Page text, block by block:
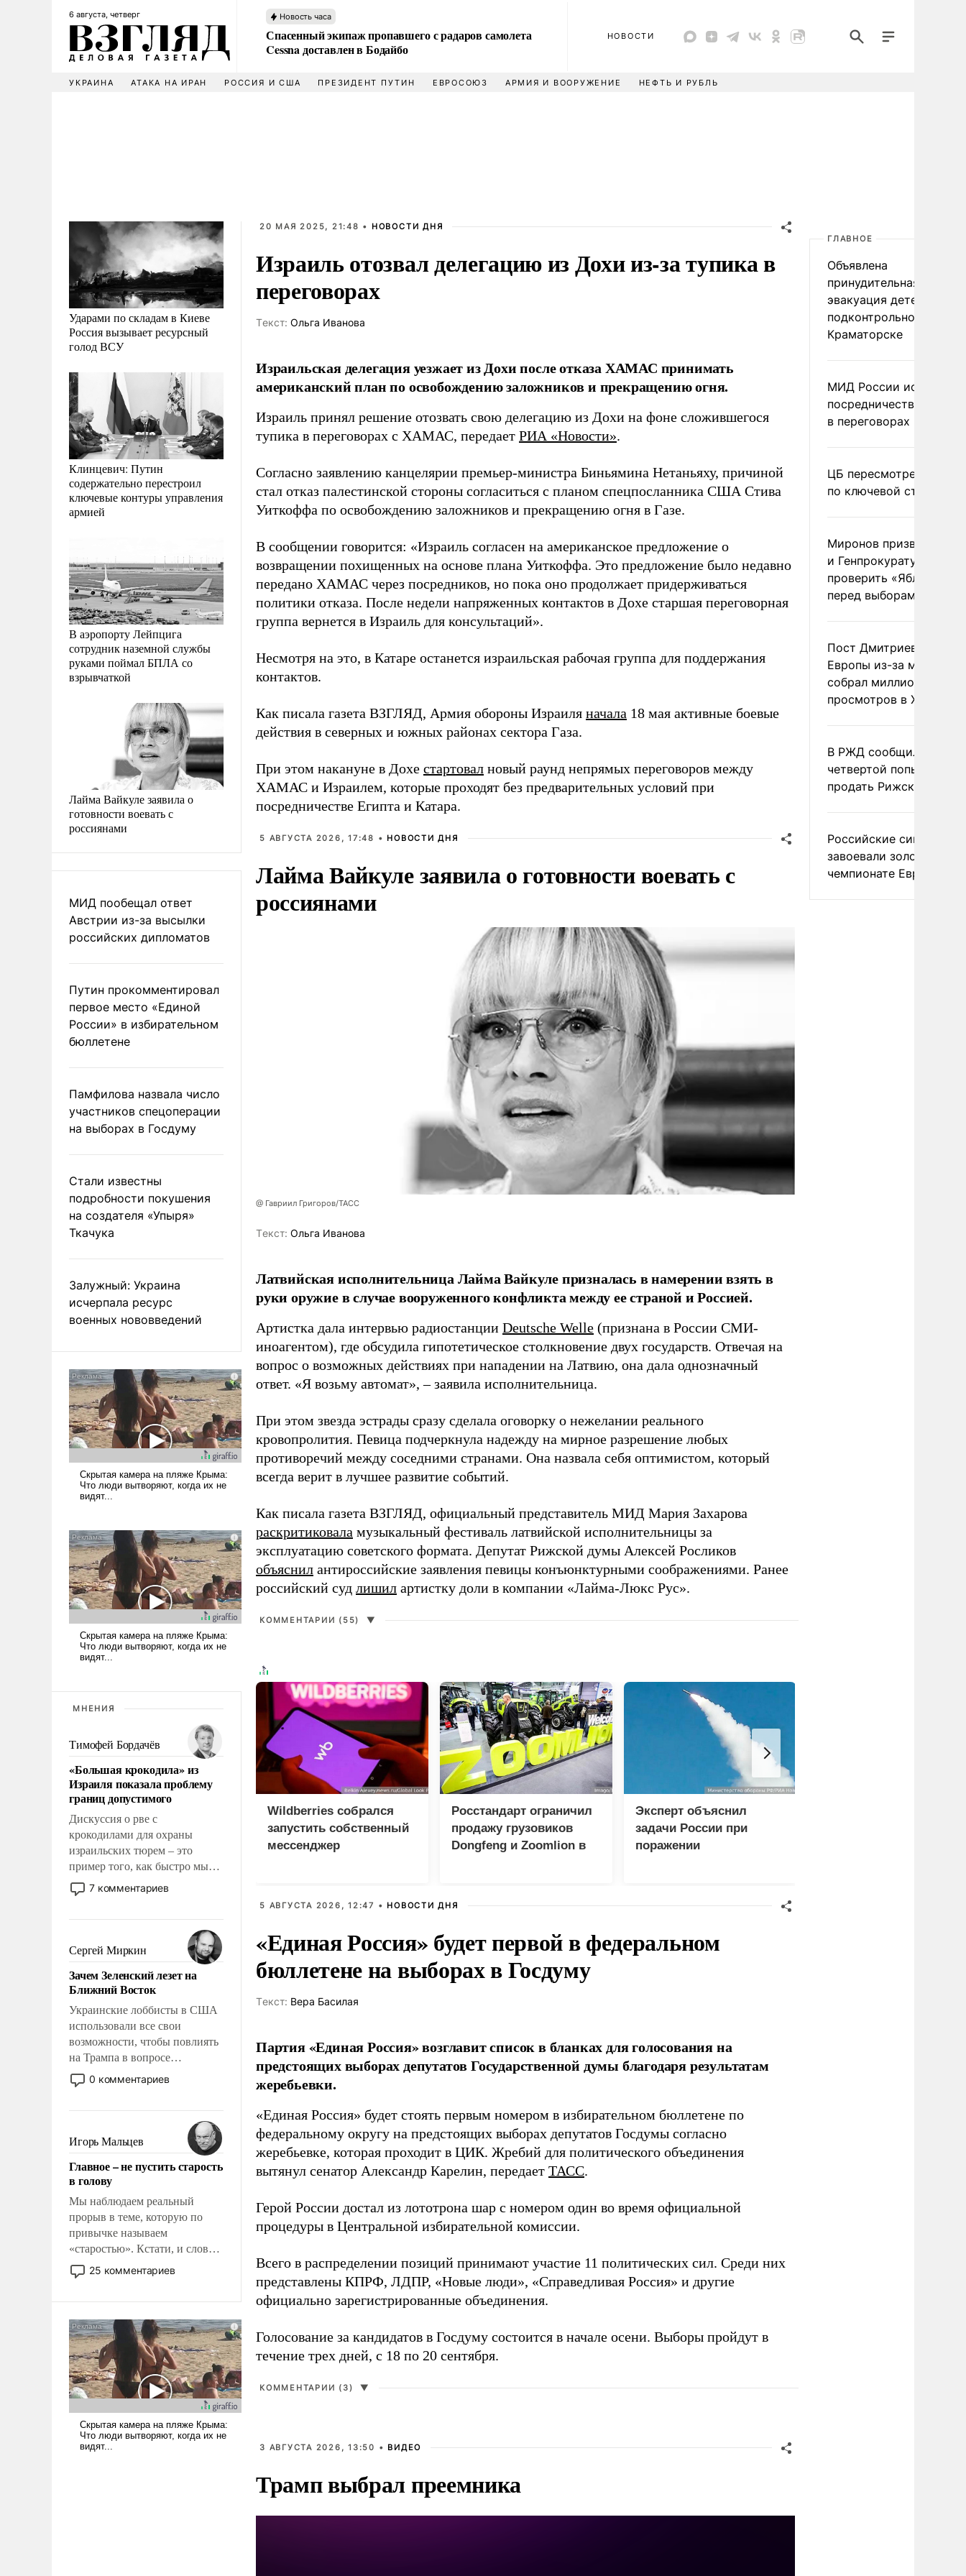
6 августа, четверг Новость часа
Спасенный экипаж пропавшего с радаров самолета
Cessna доставлен в Бодайбо
НОВОСТИ
УКРАИНА АТАКА НА ИРАН РОССИЯ И США ПРЕЗИДЕНТ ПУТИН ЕВРОСОЮЗ АРМИЯ И ВООРУЖЕНИЕ НЕФТЬ И РУБЛЬ
Ударами по складам в Киеве
Россия вызывает ресурсный
голод ВСУ
Клинцевич: Путин
содержательно перестроил
ключевые контуры управления
армией
В аэропорту Лейпцига
сотрудник наземной службы
руками поймал БПЛА со
взрывчаткой
Лайма Вайкуле заявила о
готовности воевать с
россиянами
МИД пообещал ответ
Австрии из-за высылки
российских дипломатов
Путин прокомментировал
первое место «Единой
России» в избирательном
бюллетене
Памфилова назвала число
участников спецоперации
на выборах в Госдуму
Стали известны
подробности покушения
на создателя «Упыря»
Ткачука
Залужный: Украина
исчерпала ресурс
военных нововведений
МНЕНИЯ
Тимофей Бордачёв
«Большая крокодила» из
Израиля показала проблему
границ допустимого
Дискуссия о рве с
крокодилами для охраны
израильских тюрем – это
пример того, как быстро мы
двигаемся по пути
революционных изменений.
псевдонаучной фантастики,
стало всерьез обсуждаемой
идеей.
7 комментариев
Сергей Миркин
Зачем Зеленский лезет на
Ближний Восток
Украинские лоббисты в США
использовали все свои
возможности, чтобы повлиять
на Трампа в вопросе
предоставления вооружений
своим нанимателям. Вероятно,
консультирует Киев, пришла в
голову мысль: хорошо бы
продемонстрировать, что
Украина вступила в
вооруженное противостояние
с Ираном.
0 комментариев
Игорь Мальцев
Главное – не пустить старость
в голову
Мы наблюдаем реальный
прорыв в теме, которую по
привычке называем
«старостью». Кстати, и слово-
то это уже стараются не
использовать – так же, как
что оно уже несет негативные
коннотации.
25 комментариев
20 МАЯ 2025, 21:48 • НОВОСТИ ДНЯ
Израиль отозвал делегацию из Дохи из-за тупика в
переговорах
Tекст: Ольга Иванова
Израильская делегация уезжает из Дохи после отказа ХАМАС принимать
американский план по освобождению заложников и прекращению огня.
Израиль принял решение отозвать свою делегацию из Дохи на фоне сложившегося
тупика в переговорах с ХАМАС, передает РИА «Новости».
Согласно заявлению канцелярии премьер-министра Биньямина Нетаньяху, причиной
стал отказ палестинской стороны согласиться с планом спецпосланника США Стива
Уиткоффа по освобождению заложников и прекращению огня в Газе.
В сообщении говорится: «Израиль согласен на американское предложение о
возвращении похищенных на основе плана Уиткоффа. Это предложение было недавно
передано ХАМАС через посредников, но пока оно продолжает придерживаться
политики отказа. После недели напряженных контактов в Дохе старшая переговорная
группа вернется в Израиль для консультаций».
Несмотря на это, в Катаре останется израильская рабочая группа для поддержания
контактов.
Как писала газета ВЗГЛЯД, Армия обороны Израиля начала 18 мая активные боевые
действия в северных и южных районах сектора Газа.
При этом накануне в Дохе стартовал новый раунд непрямых переговоров между
ХАМАС и Израилем, которые проходят без предварительных условий при
посредничестве Египта и Катара.
5 АВГУСТА 2026, 17:48 • НОВОСТИ ДНЯ
Лайма Вайкуле заявила о готовности воевать с
россиянами
@ Гавриил Григоров/ТАСС
Tекст: Ольга Иванова
Латвийская исполнительница Лайма Вайкуле призналась в намерении взять в
руки оружие в случае вооруженного конфликта между ее страной и Россией.
Артистка дала интервью радиостанции Deutsche Welle (признана в России СМИ-
иноагентом), где обсудила гипотетическое столкновение двух государств. Отвечая на
вопрос о возможных действиях при нападении на Латвию, она дала однозначный
ответ. «Я возьму автомат», – заявила исполнительница.
При этом звезда эстрады сразу сделала оговорку о нежелании реального
кровопролития. Певица подчеркнула надежду на мирное разрешение любых
противоречий между соседними странами. Она назвала себя оптимистом, который
всегда верит в лучшее развитие событий.
Как писала газета ВЗГЛЯД, официальный представитель МИД Мария Захарова
раскритиковала музыкальный фестиваль латвийской исполнительницы за
эксплуатацию советского формата. Депутат Рижской думы Алексей Росликов
объяснил антироссийские заявления певицы конъюнктурными соображениями. Ранее
российский суд лишил артистку доли в компании «Лайма-Люкс Рус».
КОММЕНТАРИИ (55) ▼
Wildberries собрался
запустить собственный
мессенджер
Росстандарт ограничил
продажу грузовиков
Dongfeng и Zoomlion в
Эксперт объяснил
задачи России при
поражении
5 АВГУСТА 2026, 12:47 • НОВОСТИ ДНЯ
«Единая Россия» будет первой в федеральном
бюллетене на выборах в Госдуму
Tекст: Вера Басилая
Партия «Единая Россия» возглавит список в бланках для голосования на
предстоящих выборах депутатов Государственной думы благодаря результатам
жеребьевки.
«Единая Россия» будет стоять первым номером в избирательном бюллетене по
федеральному округу на предстоящих выборах депутатов Госдумы согласно
жеребьевке, которая проходит в ЦИК. Жребий для политического объединения
вытянул сенатор Александр Карелин, передает ТАСС.
Герой России достал из лототрона шар с номером один во время официальной
процедуры в Центральной избирательной комиссии.
Всего в распределении позиций принимают участие 11 политических сил. Среди них
представлены КПРФ, ЛДПР, «Новые люди», «Справедливая Россия» и другие
официально зарегистрированные объединения.
Голосование за кандидатов в Госдуму состоится в начале осени. Выборы пройдут в
течение трех дней, с 18 по 20 сентября.
КОММЕНТАРИИ (3) ▼
3 АВГУСТА 2026, 13:50 • ВИДЕО
Трамп выбрал преемника
ГЛАВНОЕ
Объявлена
принудительная
эвакуация детей в
подконтрольном Киеву
Краматорске
МИД России исключил
посредничество
в переговорах по
ЦБ пересмотрел
по ключевой ставке
Миронов призвал
и Генпрокуратуру
проверить «Яблоко»
перед выборами
Пост Дмитриева о
Европы из-за
собрал миллион
просмотров в X
В РЖД сообщили о
четвертой попытке
продать Рижский
Российские
завоевали золото на
чемпионате Европы